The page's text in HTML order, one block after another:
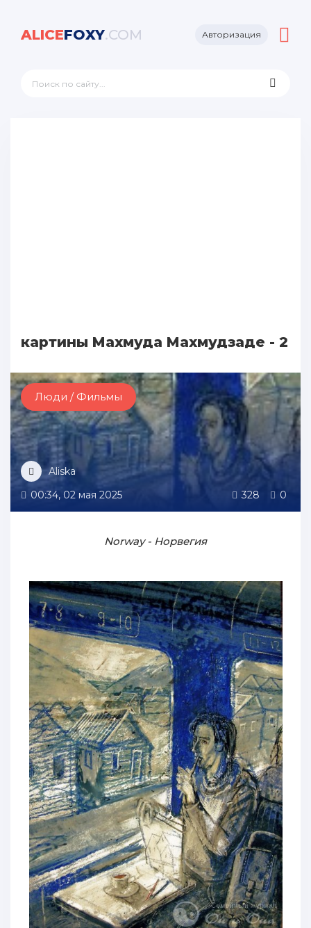
ALICEFOXY.COM Авторизация
картины Махмуда Махмудзаде - 2
Люди / Фильмы
Aliska
00:34, 02 мая 2025
328 0
Norway - Норвегия